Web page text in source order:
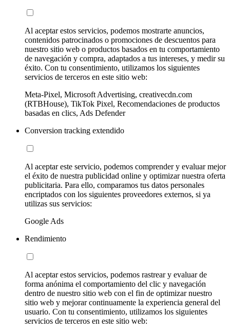
Al aceptar estos servicios, podemos mostrarte anuncios,
contenidos patrocinados o promociones de descuentos para
nuestro sitio web o productos basados en tu comportamiento
de navegación y compra, adaptados a tus intereses, y medir su
éxito. Con tu consentimiento, utilizamos los siguientes
servicios de terceros en este sitio web:
Meta-Pixel, Microsoft Advertising, creativecdn.com
(RTBHouse), TikTok Pixel, Recomendaciones de productos
basadas en clics, Ads Defender
Conversion tracking extendido
Al aceptar este servicio, podemos comprender y evaluar mejor
el éxito de nuestra publicidad online y optimizar nuestra oferta
publicitaria. Para ello, comparamos tus datos personales
encriptados con los siguientes proveedores externos, si ya
utilizas sus servicios:
Google Ads
Rendimiento
Al aceptar estos servicios, podemos rastrear y evaluar de
forma anónima el comportamiento del clic y navegación
dentro de nuestro sitio web con el fin de optimizar nuestro
sitio web y mejorar continuamente la experiencia general del
usuario. Con tu consentimiento, utilizamos los siguientes
servicios de terceros en este sitio web: